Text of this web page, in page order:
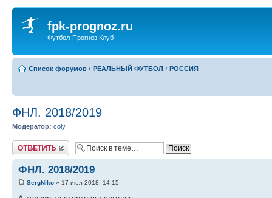
fpk-prognoz.ru
Футбол-Прогноз Клуб
Список форумов ‹ РЕАЛЬНЫЙ ФУТБОЛ ‹ РОССИЯ
ФНЛ. 2018/2019
Модератор: coly
Ответить
ФНЛ. 2018/2019
SergNiko » 17 июл 2018, 14:15